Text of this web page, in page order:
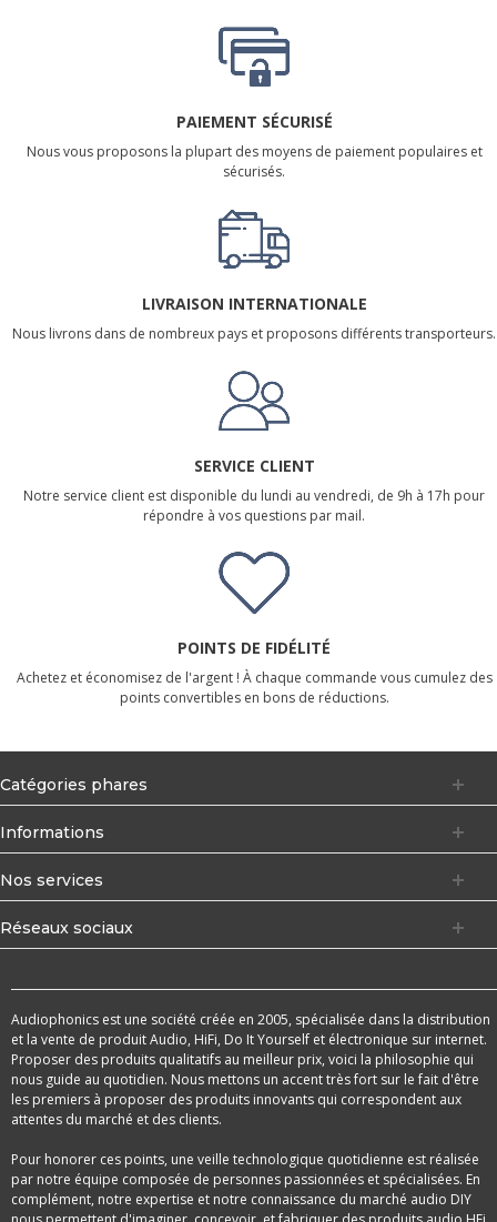
PAIEMENT SÉCURISÉ
Nous vous proposons la plupart des moyens de paiement populaires et
sécurisés.
LIVRAISON INTERNATIONALE
Nous livrons dans de nombreux pays et proposons différents transporteurs.
SERVICE CLIENT
Notre service client est disponible du lundi au vendredi, de 9h à 17h pour
répondre à vos questions par mail.
POINTS DE FIDÉLITÉ
Achetez et économisez de l'argent ! À chaque commande vous cumulez des
points convertibles en bons de réductions.
Catégories phares
Informations
Nos services
Réseaux sociaux
Audiophonics est une société créée en 2005, spécialisée dans la distribution
et la vente de produit Audio, HiFi, Do It Yourself et électronique sur internet.
Proposer des produits qualitatifs au meilleur prix, voici la philosophie qui
nous guide au quotidien. Nous mettons un accent très fort sur le fait d'être
les premiers à proposer des produits innovants qui correspondent aux
attentes du marché et des clients.
Pour honorer ces points, une veille technologique quotidienne est réalisée
par notre équipe composée de personnes passionnées et spécialisées. En
complément, notre expertise et notre connaissance du marché audio DIY